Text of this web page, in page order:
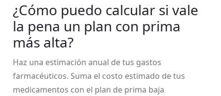
¿Cómo puedo calcular si vale
la pena un plan con prima
más alta?
Haz una estimación anual de tus gastos
farmacéuticos. Suma el costo estimado de tus
medicamentos con el plan de prima baja